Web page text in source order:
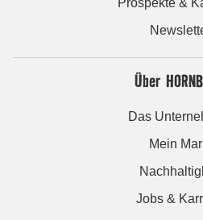
Prospekte &
Über
Das
Mein
Jobs &